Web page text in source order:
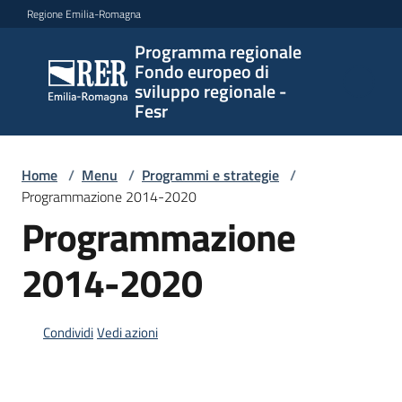
Vai al contenuto
Vai alla navigazione
Vai al footer
Regione Emilia-Romagna
Programma regionale
Fondo europeo di
sviluppo regionale -
Fesr
Programma
regionale
Fondo
europeo di
regionale -
Fesr
Novità
Home / Menu / Programmi e strategie /
Programmazione 2014-2020
Programmazione
2014-2020
CondividiVedi azioni